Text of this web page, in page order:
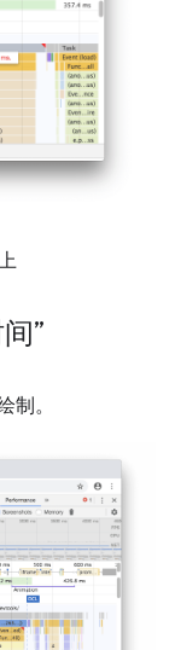
”
制。